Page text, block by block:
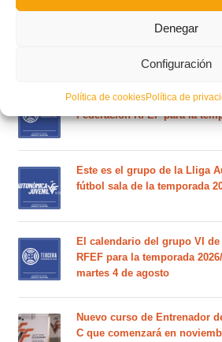
Denegar
Configuración
Política de cookiesPolítica de
Circular nº. 7 – IV Supercopa Comunitat
Este es el grupo VI y
Federación RFEF para la
Este es el grupo de la Lliga
fútbol sala de la temporada
El calendario del grupo VI de
RFEF para la temporada
martes 4 de agosto
Nuevo curso de Entrenador
C que comenzará en